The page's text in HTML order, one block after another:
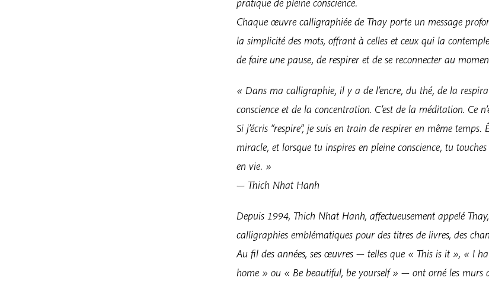
Hanh
Chaque œuvre calligraphiée de Thay porte un message
la simplicité des mots, offrant à celles et ceux qui la
de faire une pause, de respirer et de se reconnecter au
« Dans ma calligraphie, il y a de l’encre, du thé, de la
conscience et de la concentration. C’est de la méditation. Ce
Si j’écris “respire”, je suis en train de respirer en même
miracle, et lorsque tu inspires en pleine conscience, tu touches
en vie. »
— Thich Nhat Hanh
Depuis 1994, Thich Nhat Hanh, affectueusement appelé Thay,
calligraphies emblématiques pour des titres de livres, des
Au fil des années, ses œuvres — telles que « This is it », « I
home » ou « Be beautiful, be yourself » — ont orné les murs